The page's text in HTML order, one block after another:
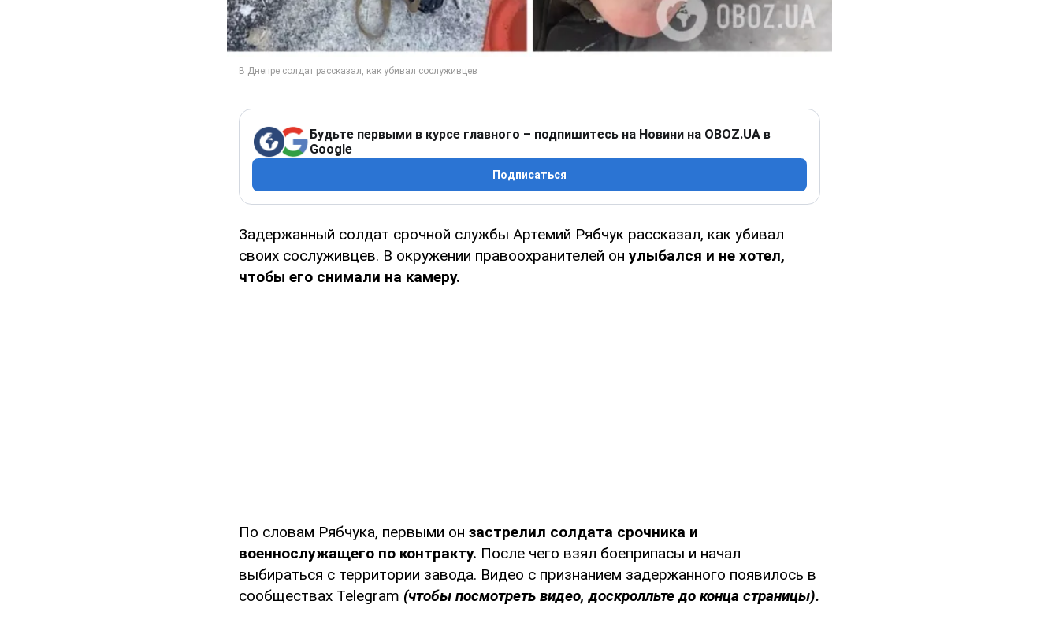
Будьте первыми в курсе главного – подпишитесь на Новини на OBOZ.UA в
Google
Подписаться
Задержанный солдат срочной службы Артемий Рябчук рассказал, как убивал
своих сослуживцев. В окружении правоохранителей он улыбался и не хотел,
чтобы его снимали на камеру.
По словам Рябчука, первыми он застрелил солдата срочника и
военнослужащего по контракту. После чего взял боеприпасы и начал
выбираться с территории завода. Видео с признанием задержанного появилось в
сообществах Telegram (чтобы посмотреть видео, доскролльте до конца страницы).